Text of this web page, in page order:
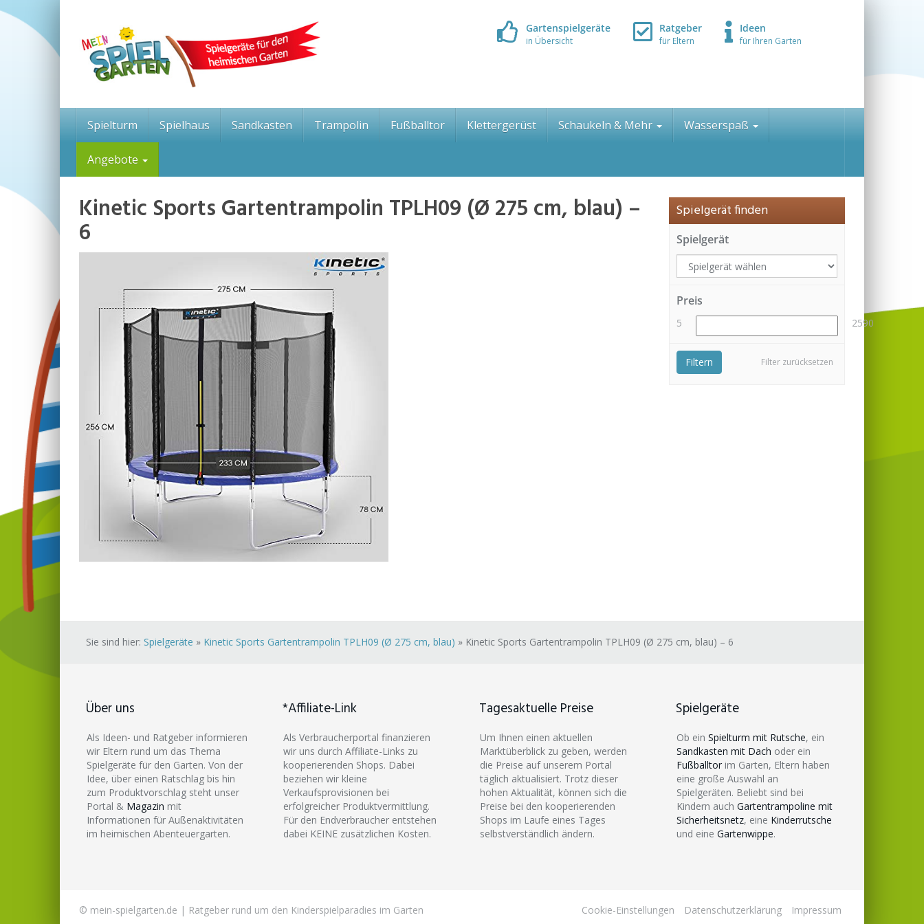
Skip
Gartenspielgeräte
in Übersicht
Ratgeber
für Eltern
Ideen
für Ihren Garten
Spielturm Spielhaus Sandkasten Trampolin Fußballtor Klettergerüst Schaukeln & Mehr Wasserspaß
Angebote
Kinetic Sports Gartentrampolin TPLH09 (Ø 275 cm, blau) –
6
Spielgerät finden
Spielgerät
Preis
5 2590
Filter zurücksetzen
Filtern
Sie sind hier: Spielgeräte » Kinetic Sports Gartentrampolin TPLH09 (Ø 275 cm, blau) » Kinetic Sports Gartentrampolin TPLH09 (Ø 275 cm, blau) – 6
Über uns
Als Ideen- und Ratgeber informieren
wir Eltern rund um das Thema
Spielgeräte für den Garten. Von der
Idee, über einen Ratschlag bis hin
zum Produktvorschlag steht unser
Portal & Magazin mit
Informationen für Außenaktivitäten
im heimischen Abenteuergarten.
*Affiliate-Link
Als Verbraucherportal finanzieren
wir uns durch Affiliate-Links zu
kooperierenden Shops. Dabei
beziehen wir kleine
Verkaufsprovisionen bei
erfolgreicher Produktvermittlung.
Für den Endverbraucher entstehen
dabei KEINE zusätzlichen Kosten.
Tagesaktuelle Preise
Um Ihnen einen aktuellen
Marktüberblick zu geben, werden
die Preise auf unserem Portal
täglich aktualisiert. Trotz dieser
hohen Aktualität, können sich die
Preise bei den kooperierenden
Shops im Laufe eines Tages
selbstverständlich ändern.
Spielgeräte
Ob ein Spielturm mit Rutsche, ein
Sandkasten mit Dach oder ein
Fußballtor im Garten, Eltern haben
eine große Auswahl an
Spielgeräten. Beliebt sind bei
Kindern auch Gartentrampoline mit
Sicherheitsnetz, eine Kinderrutsche
und eine Gartenwippe.
© mein-spielgarten.de | Ratgeber rund um den Kinderspielparadies im Garten Cookie-Einstellungen Datenschutzerklärung Impressum